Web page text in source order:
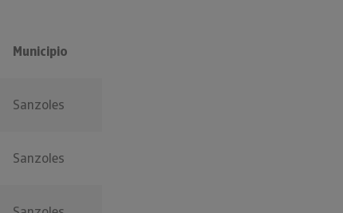
Municipio
Sanzoles
Sanzoles